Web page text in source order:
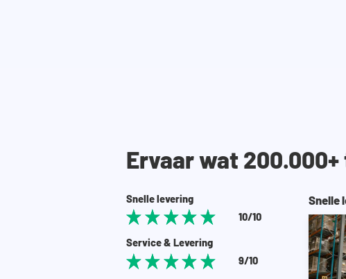
Ervaar wat
Snelle levering
10/10
Service & Levering
9/10
Snelle